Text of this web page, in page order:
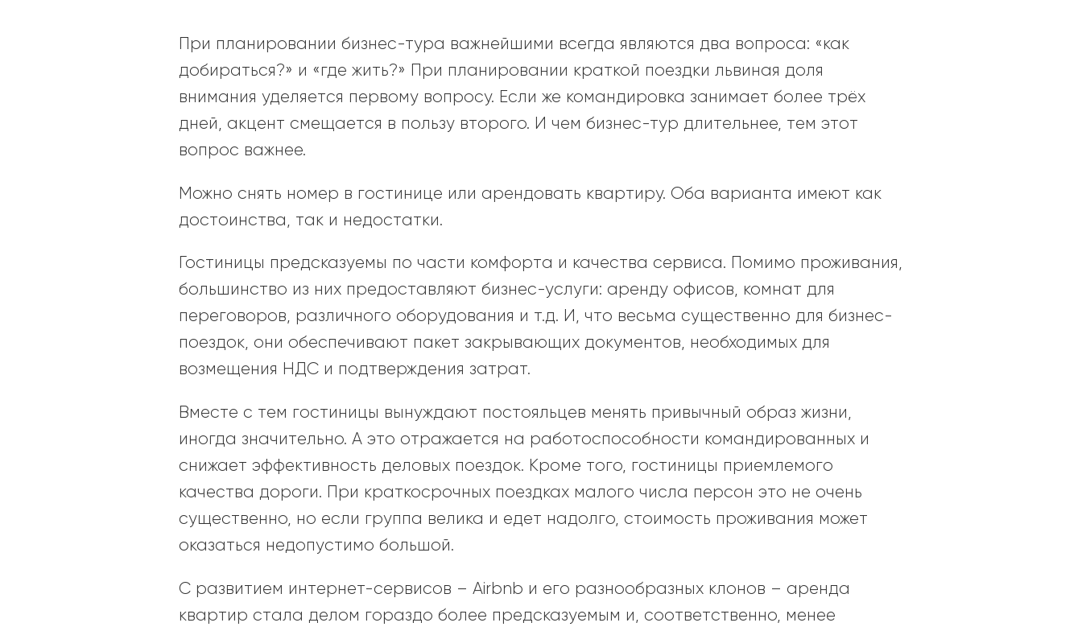
При планировании бизнес-тура важнейшими всегда являются два вопроса: «как
добираться?» и «где жить?» При планировании краткой поездки львиная доля
внимания уделяется первому вопросу. Если же командировка занимает более трёх
дней, акцент смещается в пользу второго. И чем бизнес-тур длительнее, тем этот
вопрос важнее.
Можно снять номер в гостинице или арендовать квартиру. Оба варианта имеют как
достоинства, так и недостатки.
Гостиницы предсказуемы по части комфорта и качества сервиса. Помимо проживания,
большинство из них предоставляют бизнес-услуги: аренду офисов, комнат для
переговоров, различного оборудования и т.д. И, что весьма существенно для бизнес-
поездок, они обеспечивают пакет закрывающих документов, необходимых для
возмещения НДС и подтверждения затрат.
Вместе с тем гостиницы вынуждают постояльцев менять привычный образ жизни,
иногда значительно. А это отражается на работоспособности командированных и
снижает эффективность деловых поездок. Кроме того, гостиницы приемлемого
качества дороги. При краткосрочных поездках малого числа персон это не очень
существенно, но если группа велика и едет надолго, стоимость проживания может
оказаться недопустимо большой.
С развитием интернет-сервисов – Airbnb и его разнообразных клонов – аренда
квартир стала делом гораздо более предсказуемым и, соответственно, менее